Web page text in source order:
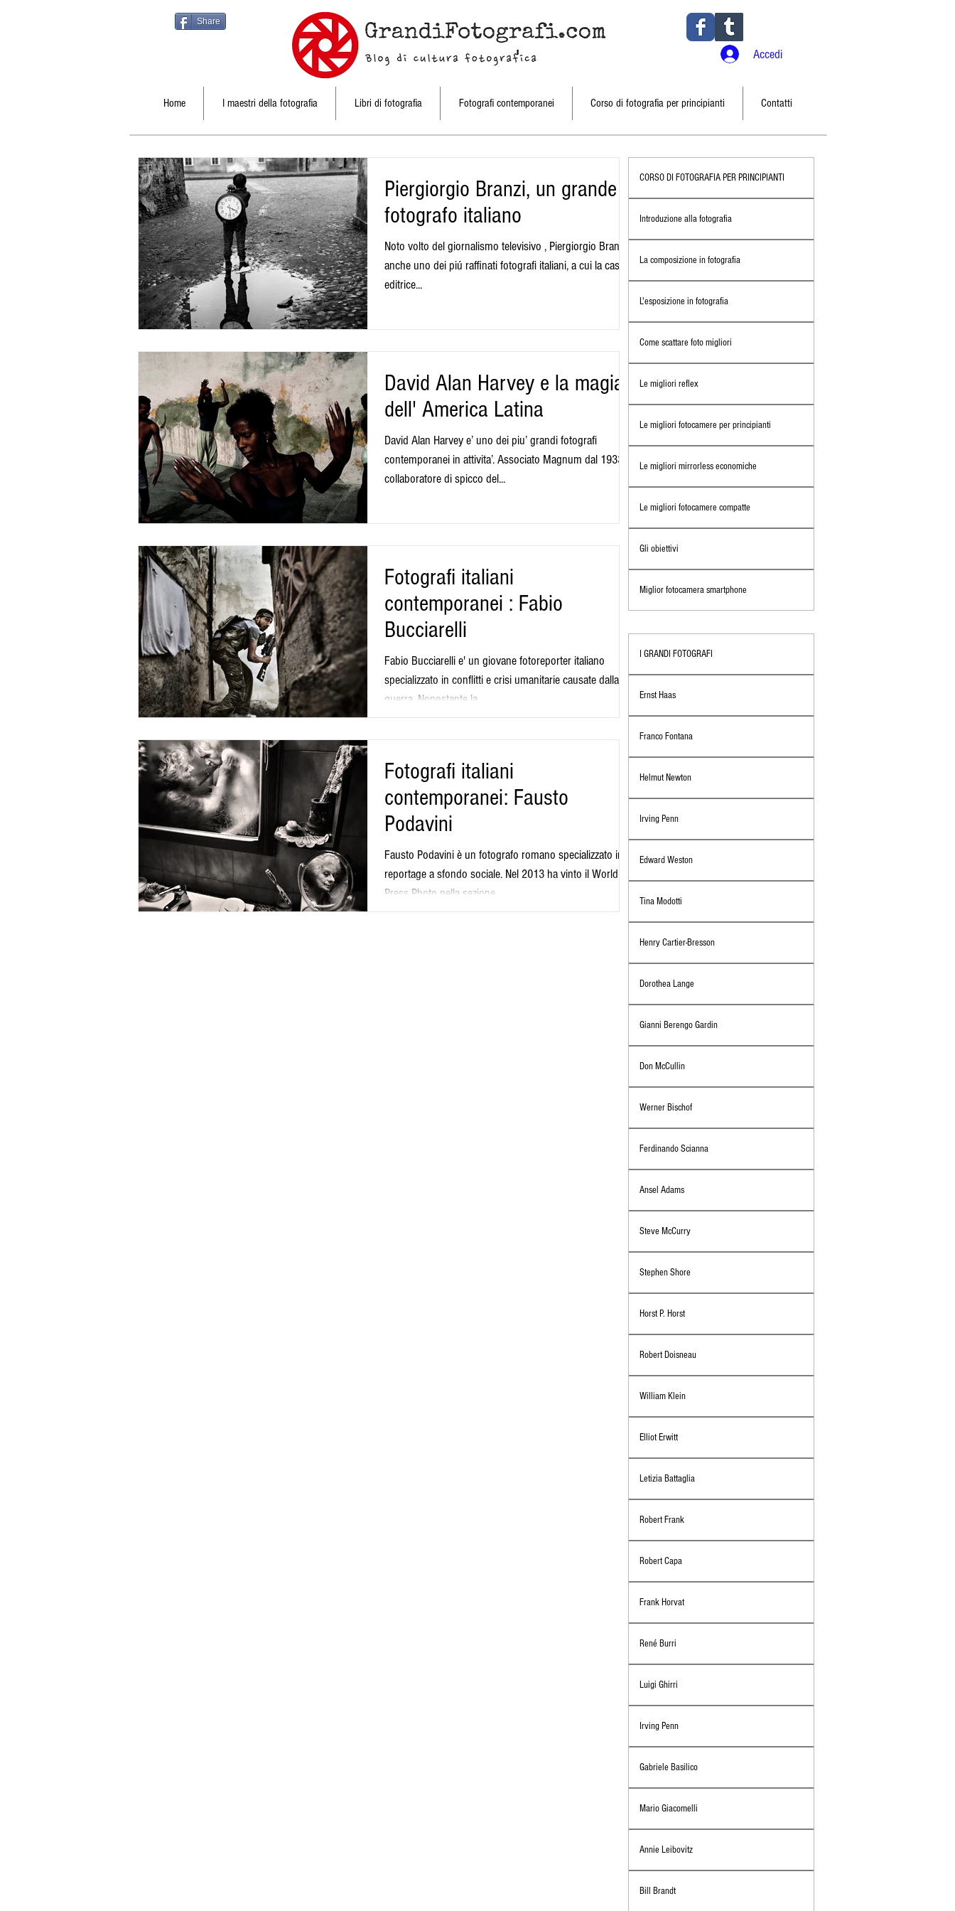
Share
Accedi
Home I maestri della fotografia Libri di fotografia Fotografi contemporanei Corso di fotografia per principianti Contatti
Piergiorgio Branzi, un grande
fotografo italiano
Noto volto del giornalismo televisivo , Piergiorgio Branzi e’
anche uno dei piú raffinati fotografi italiani, a cui la casa
editrice...
David Alan Harvey e la magia
dell' America Latina
David Alan Harvey e’ uno dei piu’ grandi fotografi
contemporanei in attivita’. Associato Magnum dal 1933 e
collaboratore di spicco del...
Fotografi italiani
contemporanei : Fabio
Bucciarelli
Fabio Bucciarelli e' un giovane fotoreporter italiano
specializzato in conflitti e crisi umanitarie causate dalla
guerra. Nonostante la...
Fotografi italiani
contemporanei: Fausto
Podavini
Fausto Podavini è un fotografo romano specializzato in
reportage a sfondo sociale. Nel 2013 ha vinto il World
Press Photo nella sezione...
I GRANDI FOTOGRAFI
Ernst Haas
Franco Fontana
Helmut Newton
Irving Penn
Edward Weston
Tina Modotti
Henry Cartier-Bresson
Dorothea Lange
Gianni Berengo Gardin
Don McCullin
Werner Bischof
Ferdinando Scianna
Ansel Adams
Steve McCurry
Stephen Shore
Horst P. Horst
Robert Doisneau
William Klein
Elliot Erwitt
Letizia Battaglia
Robert Frank
Robert Capa
Frank Horvat
René Burri
Luigi Ghirri
Irving Penn
Gabriele Basilico
Mario Giacomelli
Annie Leibovitz
Bill Brandt
CORSO DI FOTOGRAFIA PER PRINCIPIANTI
Introduzione alla fotografia
La composizione in fotografia
L'esposizione in fotografia
Come scattare foto migliori
Le migliori reflex
Le migliori fotocamere per principianti
Le migliori mirrorless economiche
Le migliori fotocamere compatte
Gli obiettivi
Miglior fotocamera smartphone